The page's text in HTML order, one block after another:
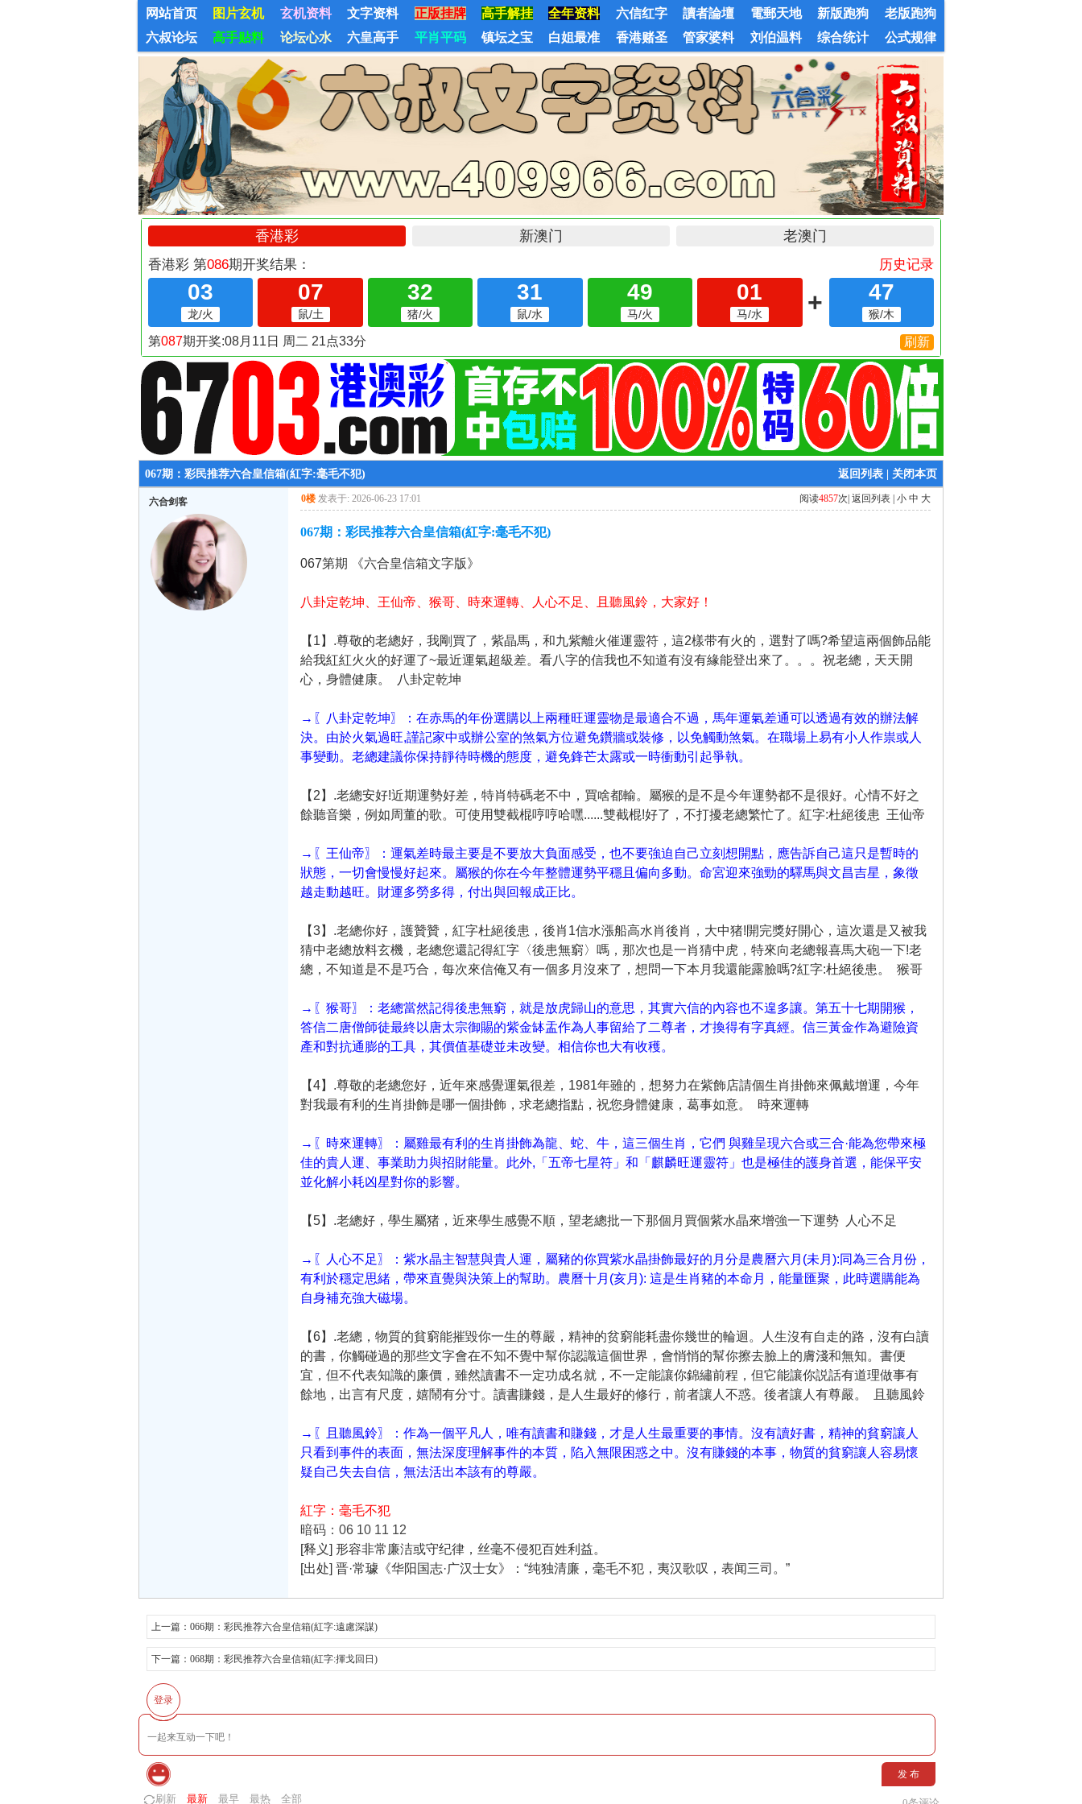
网站首页 图片玄机 玄机资料 文字资料 正版挂牌 高手解挂 全年资料 六信红字 讀者論壇 電郵天地 新版跑狗
老版跑狗
六叔论坛
高手贴料 论坛心水 六皇高手 平肖平码 镇坛之宝 白姐最准 香港赌圣 管家婆料 刘伯温料 综合统计 公式规律
067期：彩民推荐六合皇信箱(紅字:毫毛不犯) 返回列表 | 关闭本页
六合剑客 0楼 发表于: 2026-06-23 17:01 阅读4857次| 返回列表 | 小 中 大
067期：彩民推荐六合皇信箱(紅字:毫毛不犯)
067第期 《六合皇信箱文字版》
八卦定乾坤、王仙帝、猴哥、時來運轉、人心不足、且聽風鈴，大家好！
【1】.尊敬的老總好，我剛買了，紫晶馬，和九紫離火催運靈符，這2樣带有火的，選對了嗎?希望這兩個飾品能
給我紅紅火火的好運了~最近運氣超級差。看八字的信我也不知道有沒有緣能登出來了。。。祝老總，天天開
心，身體健康。 八卦定乾坤
→〖八卦定乾坤〗：在赤馬的年份選購以上兩種旺運靈物是最適合不過，馬年運氣差通可以透過有效的辦法解
決。由於火氣過旺,謹記家中或辦公室的煞氣方位避免鑽牆或裝修，以免觸動煞氣。在職場上易有小人作祟或人
事變動。老總建議你保持靜待時機的態度，避免鋒芒太露或一時衝動引起爭執。
【2】.老總安好!近期運勢好差，特肖特碼老不中，買啥都輸。屬猴的是不是今年運勢都不是很好。心情不好之
餘聽音樂，例如周董的歌。可使用雙截棍哼哼哈嘿......雙截棍!好了，不打擾老總繁忙了。紅字:杜絕後患 王仙帝
→〖王仙帝〗：運氣差時最主要是不要放大負面感受，也不要強迫自己立刻想開點，應告訴自己這只是暫時的
狀態，一切會慢慢好起來。屬猴的你在今年整體運勢平穩且偏向多動。命宮迎來強勁的驛馬與文昌吉星，象徵
越走動越旺。財運多勞多得，付出與回報成正比。
【3】.老總你好，護贊贊，紅字杜絕後患，後肖1信水漲船高水肖後肖，大中猪!開完獎好開心，這次還是又被我
猜中老總放料玄機，老總您還記得紅字〈後患無窮〉嗎，那次也是一肖猜中虎，特來向老總報喜馬大砲一下!老
總，不知道是不是巧合，每次來信俺又有一個多月沒來了，想問一下本月我還能露臉嗎?紅字:杜絕後患。 猴哥
→〖猴哥〗：老總當然記得後患無窮，就是放虎歸山的意思，其實六信的內容也不遑多讓。第五十七期開猴，
答信二唐僧師徒最終以唐太宗御賜的紫金缽盂作為人事留給了二尊者，才換得有字真經。信三黃金作為避險資
產和對抗通膨的工具，其價值基礎並未改變。相信你也大有收穫。
【4】.尊敬的老總您好，近年來感覺運氣很差，1981年雖的，想努力在紫飾店請個生肖掛飾來佩戴增運，今年
對我最有利的生肖掛飾是哪一個掛飾，求老總指點，祝您身體健康，葛事如意。 時來運轉
→〖時來運轉〗：屬雞最有利的生肖掛飾為龍、蛇、牛，這三個生肖，它們 與雞呈現六合或三合·能為您帶來極
佳的貴人運、事業助力與招財能量。此外,「五帝七星符」和「麒麟旺運靈符」也是極佳的護身首選，能保平安
並化解小耗凶星對你的影響。
【5】.老總好，學生屬猪，近來學生感覺不順，望老總批一下那個月買個紫水晶來增強一下運勢 人心不足
→〖人心不足〗：紫水晶主智慧與貴人運，屬豬的你買紫水晶掛飾最好的月分是農曆六月(未月):同為三合月份，
有利於穩定思緒，帶來直覺與決策上的幫助。農曆十月(亥月): 這是生肖豬的本命月，能量匯聚，此時選購能為
自身補充強大磁場。
【6】.老總，物質的貧窮能摧毀你一生的尊嚴，精神的贫窮能耗盡你幾世的輪迴。人生沒有自走的路，沒有白讀
的書，你觸碰過的那些文字會在不知不覺中幫你認識這個世界，會悄悄的幫你擦去臉上的膚淺和無知。書便
宜，但不代表知識的廉價，雖然讀書不一定功成名就，不一定能讓你錦繡前程，但它能讓你説話有道理做事有
餘地，出言有尺度，嬉鬧有分寸。讀書賺錢，是人生最好的修行，前者讓人不惑。後者讓人有尊嚴。 且聽風鈴
→〖且聽風鈴〗：作為一個平凡人，唯有讀書和賺錢，才是人生最重要的事情。沒有讀好書，精神的貧窮讓人
只看到事件的表面，無法深度理解事件的本質，陷入無限困惑之中。沒有賺錢的本事，物質的貧窮讓人容易懷
疑自己失去自信，無法活出本該有的尊嚴。
紅字：毫毛不犯
暗码：06 10 11 12
[释义] 形容非常廉洁或守纪律，丝毫不侵犯百姓利益。
[出处] 晋·常璩《华阳国志·广汉士女》：“纯独清廉，毫毛不犯，夷汉歌叹，表闻三司。”
上一篇： 066期：彩民推荐六合皇信箱(紅字:遠慮深謀)
下一篇： 068期：彩民推荐六合皇信箱(紅字:揮戈回日)
登录
发 布
刷新 最新 最早 最热 全部